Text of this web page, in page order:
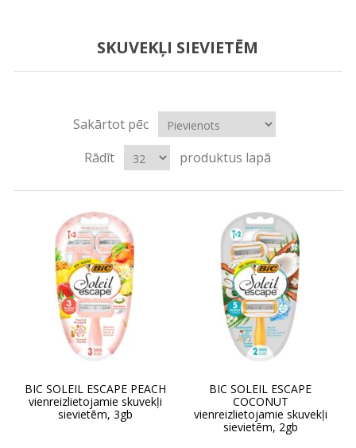
SKUVEKĻI SIEVIETĒM
Sakārtot pēc
Rādīt
produktus lapā
BIC SOLEIL ESCAPE PEACH
vienreizlietojamie skuvekļi
sievietēm, 3gb
BIC SOLEIL ESCAPE
COCONUT
vienreizlietojamie skuvekļi
sievietēm, 2gb